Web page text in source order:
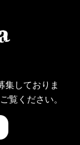
集しておりま
覧ください。